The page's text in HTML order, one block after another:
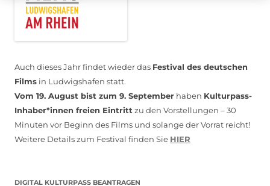
Auch dieses Jahr findet wieder das Festival des deutschen
Films in Ludwigshafen statt.
Vom 19. August bist zum 9. September haben Kulturpass-
Inhaber*innen freien Eintritt zu den Vorstellungen – 30
Minuten vor Beginn des Films und solange der Vorrat reicht!
Weitere Details zum Festival finden Sie HIER
DIGITAL KULTURPASS BEANTRAGEN